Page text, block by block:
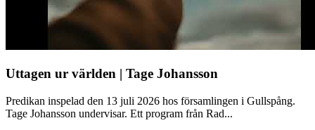
Uttagen ur världen | Tage Johansson
Predikan inspelad den 13 juli 2026 hos församlingen i Gullspång.
Tage Johansson undervisar. Ett program från Rad...